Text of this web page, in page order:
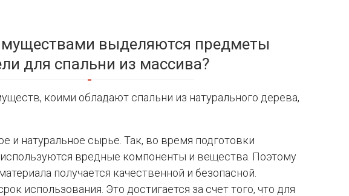
выделяются предметы
для спальни из массива?
коими обладают спальни из натурального дерева,
и натуральное сырье. Так, во время подготовки
вредные компоненты и вещества. Поэтому
получается качественной и безопасной.
использования. Это достигается за счет того, что для